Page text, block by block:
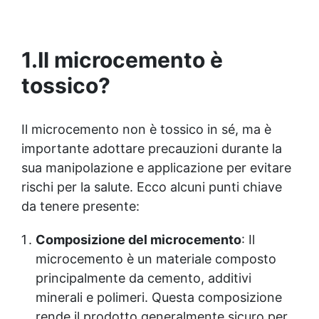
1.Il microcemento è
tossico?
Il microcemento non è tossico in sé, ma è
importante adottare precauzioni durante la
sua manipolazione e applicazione per evitare
rischi per la salute. Ecco alcuni punti chiave
da tenere presente:
Composizione del microcemento: Il
microcemento è un materiale composto
principalmente da cemento, additivi
minerali e polimeri. Questa composizione